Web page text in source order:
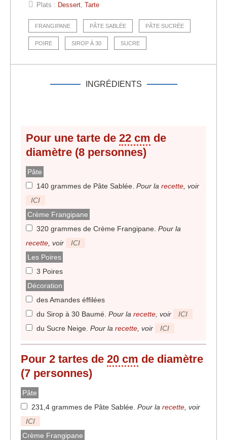
Plats : Dessert Tarte
FRANGIPANE PÂTE SABLÉE PÂTE SUCRÉE
POIRE SIROP À 30 SUCRE
INGRÉDIENTS
Pour une tarte de 22 cm de
diamètre (8 personnes)
Pâte
140 grammes de Pâte Sablée Pour la recette , voir
ICI
Crème Frangipane
320 grammes de Crème Frangipane Pour la
recette , voir
ICI
Les Poires
3 Poires
Décoration
des Amandes éffilées
du Sirop à 30 Baumé Pour la recette , voir
ICI
du Sucre Neige Pour la recette , voir ICI
Pour 2 tartes de 20 cm de diamètre
(7 personnes)
Pâte
231,4 grammes de Pâte Sablée Pour la recette , voir
ICI
Crème Frangipane